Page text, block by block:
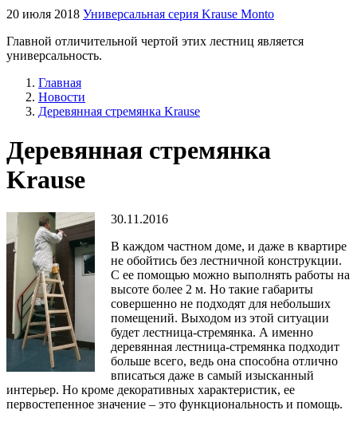
20 июля 2018 Универсальная серия Krause Monto
Главной отличительной чертой этих лестниц является
универсальность.
Главная
Новости
Деревянная стремянка Krause
Деревянная стремянка
Krause
30.11.2016
В каждом частном доме, и даже в квартире
не обойтись без лестничной конструкции.
С ее помощью можно выполнять работы на
высоте более 2 м. Но такие габариты
совершенно не подходят для небольших
помещений. Выходом из этой ситуации
будет лестница-стремянка. А именно
деревянная лестница-стремянка подходит
больше всего, ведь она способна отлично
вписаться даже в самый изысканный
интерьер. Но кроме декоративных характеристик, ее
первостепенное значение – это функциональность и помощь.